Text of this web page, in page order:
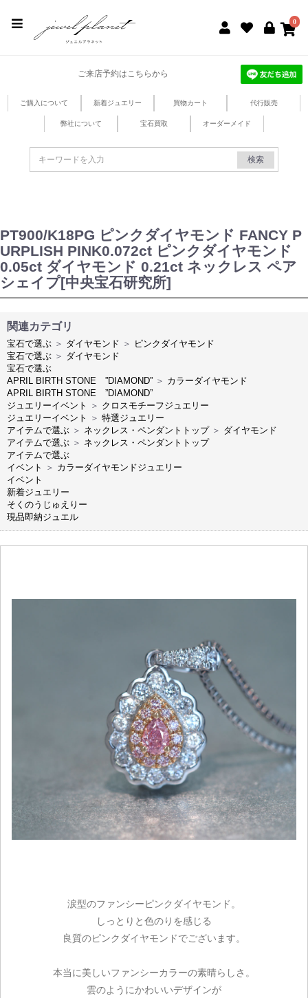
0
ご来店予約はこちらから
ご購入について 新着ジュエリー 買物カート 代行販売
弊社について 宝石買取 オーダーメイド
検索
PT900/K18PG ピンクダイヤモンド FANCY P
URPLISH PINK0.072ct ピンクダイヤモンド
0.05ct ダイヤモンド 0.21ct ネックレス ペア
シェイプ[中央宝石研究所]
関連カテゴリ
宝石で選ぶ ＞ ダイヤモンド ＞ ピンクダイヤモンド
宝石で選ぶ ＞ ダイヤモンド
宝石で選ぶ
APRIL BIRTH STONE ”DIAMOND” ＞ カラーダイヤモンド
APRIL BIRTH STONE ”DIAMOND”
ジュエリーイベント
＞ クロスモチーフジュエリー
ジュエリーイベント
＞ 特選ジュエリー
アイテムで選ぶ ＞ ネックレス・ペンダントトップ ＞ ダイヤモンド
アイテムで選ぶ ＞ ネックレス・ペンダントトップ
アイテムで選ぶ
イベント
＞ カラーダイヤモンドジュエリー
イベント
新着ジュエリー
そくのうじゅえりー
現品即納ジュエル
涙型のファンシーピンクダイヤモンド。
しっとりと色のりを感じる
良質のピンクダイヤモンドでございます。
本当に美しいファンシーカラーの素晴らしさ。
雲のようにかわいいデザインが